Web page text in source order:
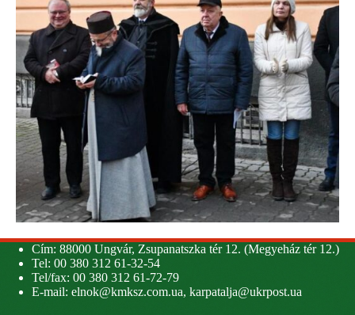
Cím: 88000 Ungvár, Zsupanatszka tér 12. (Megyeház tér 12.)
Tel: 00 380 312 61-32-54
Tel/fax: 00 380 312 61-72-79
E-mail: elnok@kmksz.com.ua, karpatalja@ukrpost.ua